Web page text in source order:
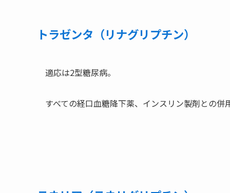
トラゼンタ（リナグリプチン）
適応は2型糖尿病。
すべての経口血糖降下薬、インスリン製剤との併